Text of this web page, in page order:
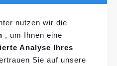
nutzen wir die
, um Ihnen eine
Analyse Ihres
Sie auf unsere